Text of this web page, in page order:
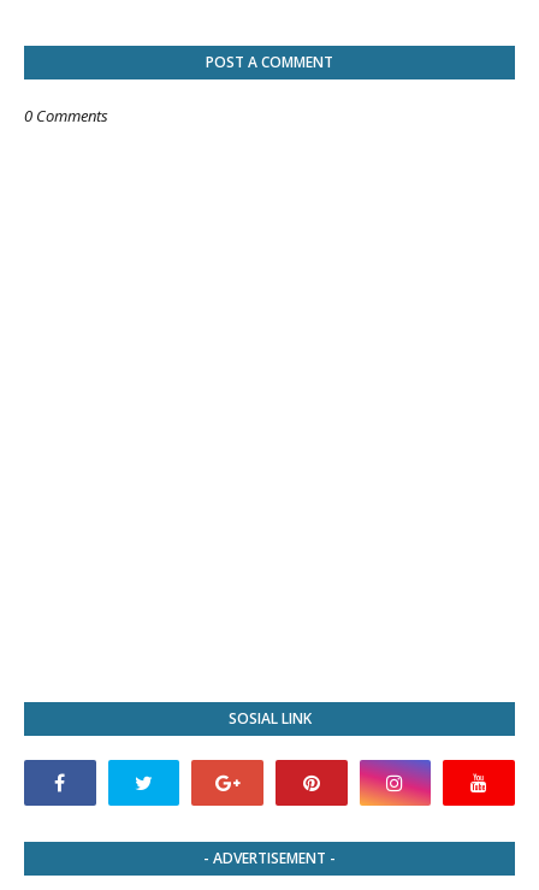
POST A COMMENT
0 Comments
SOSIAL LINK
- ADVERTISEMENT -